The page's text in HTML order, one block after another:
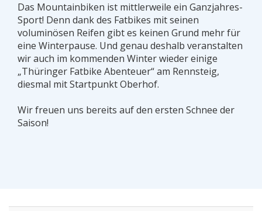
Das Mountainbiken ist mittlerweile ein Ganzjahres-
Sport! Denn dank des Fatbikes mit seinen
voluminösen Reifen gibt es keinen Grund mehr für
eine Winterpause. Und genau deshalb veranstalten
wir auch im kommenden Winter wieder einige
„Thüringer Fatbike Abenteuer“ am Rennsteig,
diesmal mit Startpunkt Oberhof.
Wir freuen uns bereits auf den ersten Schnee der
Saison!